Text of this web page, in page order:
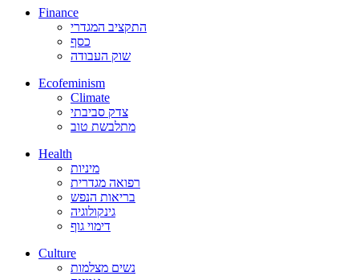
Finance
התקציב המגדרי
כסף
שוק העבודה
Ecofeminism
Climate
צדק סביבתי
מתלבשת טוב
Health
מיניות
רפואה מגדרית
בריאות הנפש
גינקולוגיה
דימוי גוף
Culture
נשים מצלמות